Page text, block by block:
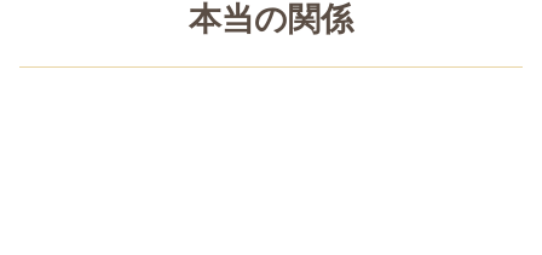
本当の関係